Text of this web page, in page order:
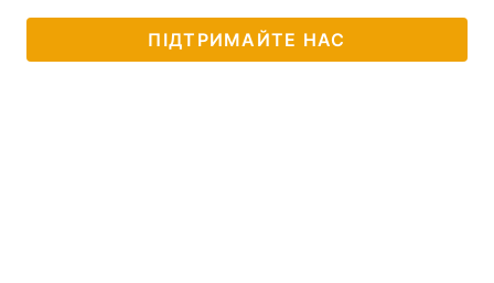
ПІДТРИМАЙТЕ НАС